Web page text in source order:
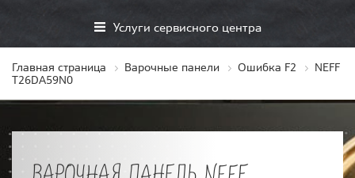
Услуги сервисного центра
Главная страница Варочные панели Ошибка F2
NEFF
T26DA59N0